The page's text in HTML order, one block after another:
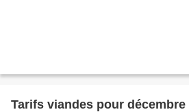
Tarifs viandes pour décembre